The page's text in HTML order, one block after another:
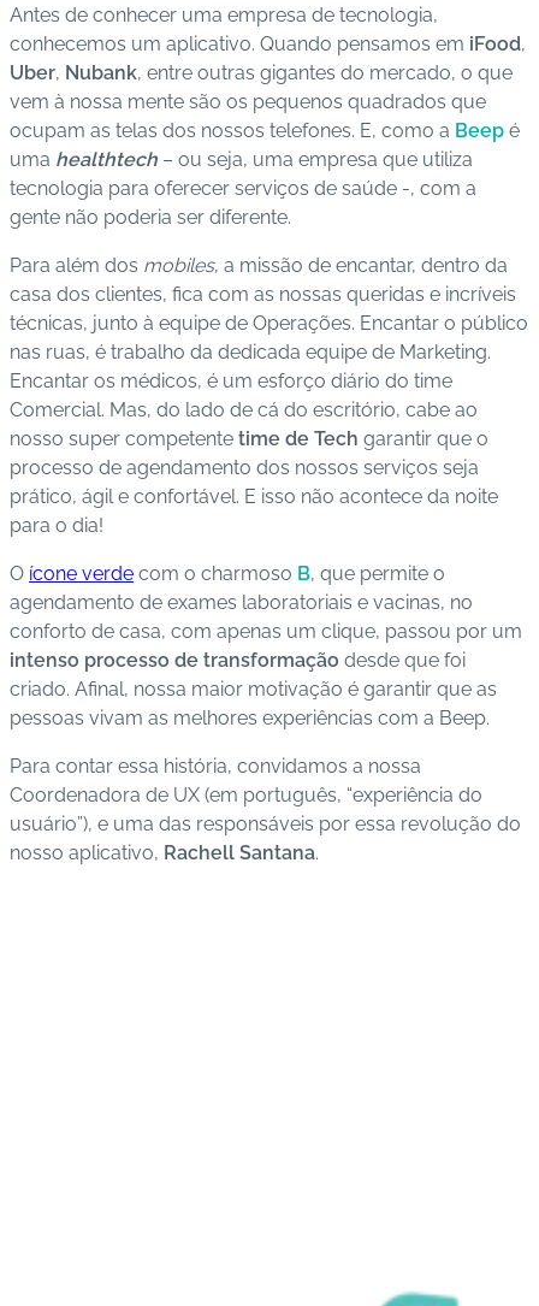
n
o
s
d
e
s
a
ú
e
A
B
e
e
p
B
lo
g
C
o
n
ta
o
B
ai
Antes de conhecer uma empresa de tecnologia,
conhecemos um aplicativo. Quando pensamos em iFood,
Uber, Nubank, entre outras gigantes do mercado, o que
vem à nossa mente são os pequenos quadrados que
ocupam as telas dos nossos telefones. E, como a Beep é
uma healthtech – ou seja, uma empresa que utiliza
tecnologia para oferecer serviços de saúde -, com a
gente não poderia ser diferente.
Para além dos mobiles, a missão de encantar, dentro da
casa dos clientes, fica com as nossas queridas e incríveis
técnicas, junto à equipe de Operações. Encantar o público
nas ruas, é trabalho da dedicada equipe de Marketing.
Encantar os médicos, é um esforço diário do time
Comercial. Mas, do lado de cá do escritório, cabe ao
nosso super competente time de Tech garantir que o
processo de agendamento dos nossos serviços seja
prático, ágil e confortável. E isso não acontece da noite
para o dia!
O ícone verde com o charmoso B, que permite o
agendamento de exames laboratoriais e vacinas, no
conforto de casa, com apenas um clique, passou por um
intenso processo de transformação desde que foi
criado. Afinal, nossa maior motivação é garantir que as
pessoas vivam as melhores experiências com a Beep.
Para contar essa história, convidamos a nossa
Coordenadora de UX (em português, “experiência do
usuário”), e uma das responsáveis por essa revolução do
nosso aplicativo, Rachell Santana.